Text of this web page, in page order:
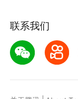
联系我们